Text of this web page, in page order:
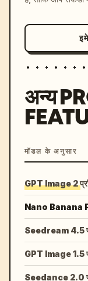
अन्य
मॉडल के अनुसार
GPT Image 2
Nano Banana
Seedream 4.5
GPT Image 1.5
Seedance 2.0